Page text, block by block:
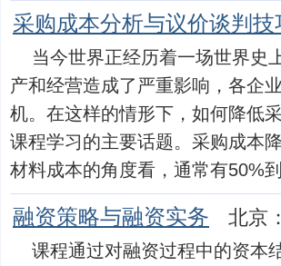
采购成本分析与议价谈判技
当今世界正经历着一场世界史
产和经营造成了严重影响，各企
机。在这样的情形下，如何降低
课程学习的主要话题。采购成本
材料成本的角度看，通常有50%
融资策略与融资实务 北京
课程通过对融资过程中的资本